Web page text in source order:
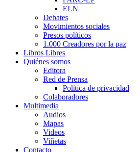
ELN
Debates
Movimientos sociales
Presos políticos
1.000 Creadores por la paz
Libros Libres
Quiénes somos
Editora
Red de Prensa
Política de privacidad
Colaboradores
Multimedia
Audios
Mapas
Videos
Viñetas
Contacto